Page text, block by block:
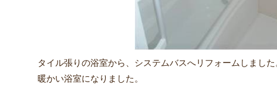
タイル張りの浴室から、システムバスへリフォームしまし
暖かい浴室になりました。